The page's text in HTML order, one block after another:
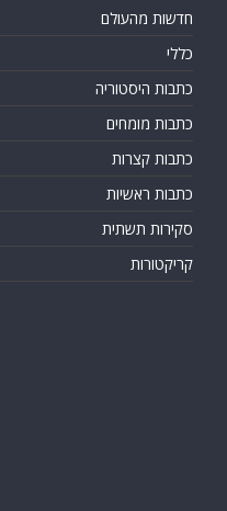
חדשות מהעולם
כללי
כתבות היסטוריה
כתבות מומחים
כתבות קצרות
כתבות ראשיות
סקירות תשתית
קריקטורות